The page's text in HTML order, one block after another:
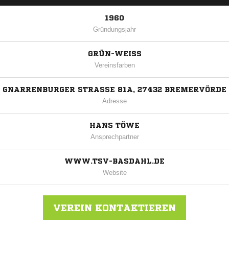
1960
Gründungsjahr
GRÜN-WEISS
Vereinsfarben
GNARRENBURGER STRASSE 81A, 27432 BREMERVÖRDE
Adresse
HANS TÖWE
Ansprechpartner
WWW.TSV-BASDAHL.DE
Website
VEREIN KONTAKTIEREN